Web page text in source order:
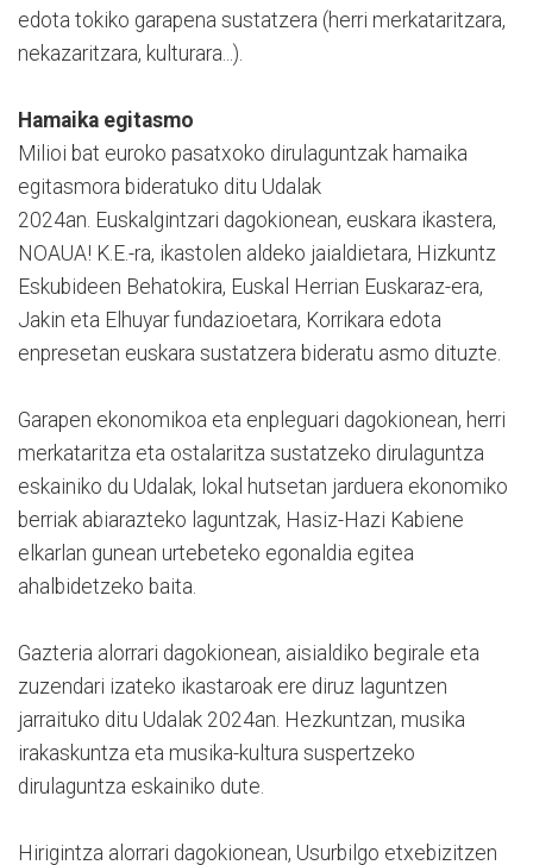
edota tokiko garapena sustatzera (herri merkataritzara,
nekazaritzara, kulturara...).
Hamaika egitasmo
Milioi bat euroko pasatxoko dirulaguntzak hamaika
egitasmora bideratuko ditu Udalak
2024an. Euskalgintzari dagokionean, euskara ikastera,
NOAUA! K.E.-ra, ikastolen aldeko jaialdietara, Hizkuntz
Eskubideen Behatokira, Euskal Herrian Euskaraz-era,
Jakin eta Elhuyar fundazioetara, Korrikara edota
enpresetan euskara sustatzera bideratu asmo dituzte.
Garapen ekonomikoa eta enpleguari dagokionean, herri
merkataritza eta ostalaritza sustatzeko dirulaguntza
eskainiko du Udalak, lokal hutsetan jarduera ekonomiko
berriak abiarazteko laguntzak, Hasiz-Hazi Kabiene
elkarlan gunean urtebeteko egonaldia egitea
ahalbidetzeko baita.
Gazteria alorrari dagokionean, aisialdiko begirale eta
zuzendari izateko ikastaroak ere diruz laguntzen
jarraituko ditu Udalak 2024an. Hezkuntzan, musika
irakaskuntza eta musika-kultura suspertzeko
dirulaguntza eskainiko dute.
Hirigintza alorrari dagokionean, Usurbilgo etxebizitzen